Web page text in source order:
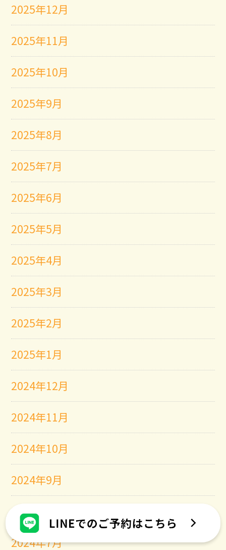
2025年12月
2025年11月
2025年10月
2025年9月
2025年8月
2025年7月
2025年6月
2025年5月
2025年4月
2025年3月
2025年2月
2025年1月
2024年12月
2024年11月
2024年10月
2024年9月
2024年8月
2024年7月